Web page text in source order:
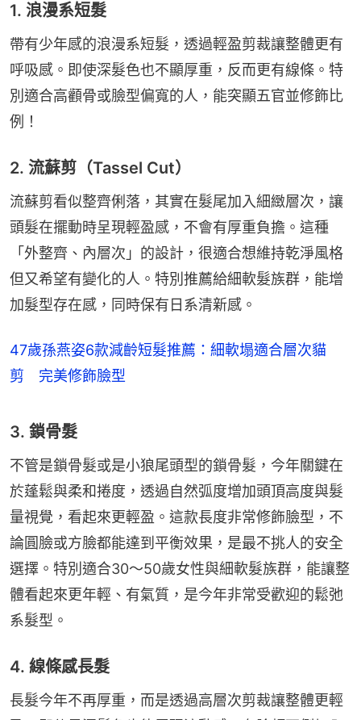
1. 浪漫系短髮
帶有少年感的浪漫系短髮，透過輕盈剪裁讓整體更有
呼吸感。即使深髮色也不顯厚重，反而更有線條。特
別適合高顴骨或臉型偏寬的人，能突顯五官並修飾比
例！
2. 流蘇剪（Tassel Cut）
流蘇剪看似整齊俐落，其實在髮尾加入細緻層次，讓
頭髮在擺動時呈現輕盈感，不會有厚重負擔。這種
「外整齊、內層次」的設計，很適合想維持乾淨風格
但又希望有變化的人。特別推薦給細軟髮族群，能增
加髮型存在感，同時保有日系清新感。
47歲孫燕姿6款減齡短髮推薦：細軟塌適合層次貓
剪 完美修飾臉型
3. 鎖骨髮
不管是鎖骨髮或是小狼尾頭型的鎖骨髮，今年關鍵在
於蓬鬆與柔和捲度，透過自然弧度增加頭頂高度與髮
量視覺，看起來更輕盈。這款長度非常修飾臉型，不
論圓臉或方臉都能達到平衡效果，是最不挑人的安全
選擇。特別適合30～50歲女性與細軟髮族群，能讓整
體看起來更年輕、有氣質，是今年非常受歡迎的鬆弛
系髮型。
4. 線條感長髮
長髮今年不再厚重，而是透過高層次剪裁讓整體更輕